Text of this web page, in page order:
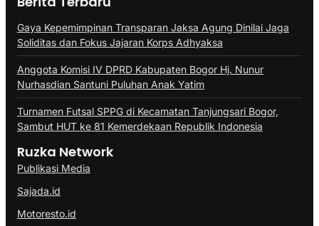
Gaya Kepemimpinan Transparan Jaksa Agung Dinilai Jaga
Soliditas dan Fokus Jajaran Korps Adhyaksa
Anggota Komisi IV DPRD Kabupaten Bogor Hj. Nunur
Nurhasdian Santuni Puluhan Anak Yatim
Turnamen Futsal SPPG di Kecamatan Tanjungsari Bogor,
Sambut HUT ke 81 Kemerdekaan Republik Indonesia
Ruzka Network
Publikasi Media
Sajada.id
Motoresto.id